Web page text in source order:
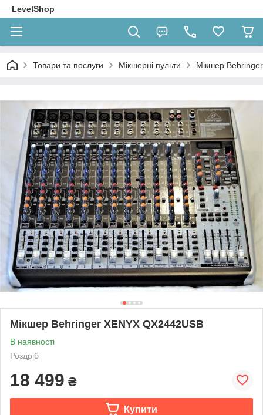
LevelShop
Товари та послуги Мікшерні пульти Мікшер
Мікшер Behringer XENYX QX2442USB
В наявності
Роздріб
18 499 ₴
Купити